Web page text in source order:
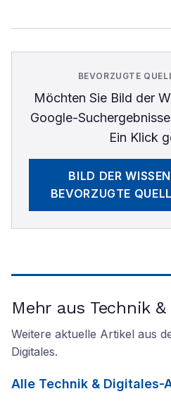
BEVORZUGTE
Möchten Sie Bild der
Google-
Ein Klick
BILD DER
BEVORZUGTE
Mehr aus Technik
Weitere aktuelle Artikel aus
Digitales.
Alle Technik & Digitales-